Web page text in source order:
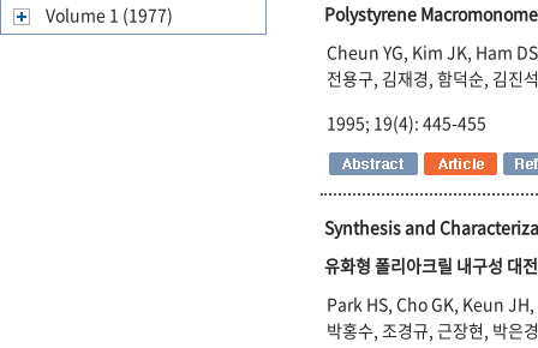
Volume 1 (1977)
Polystyrene
Cheun YG, Kim JK, Ham
전용구, 김재경, 함덕순, 김진
1995; 19(4): 445-455
Synthesis and
유화형 폴리아크릴 내구성 대
Park HS, Cho GK, Keun
박홍수, 조경규, 근장현, 박은경